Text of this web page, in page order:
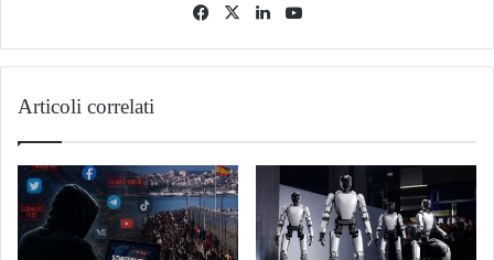
Facebook
X LinkedIn
Articoli correlati